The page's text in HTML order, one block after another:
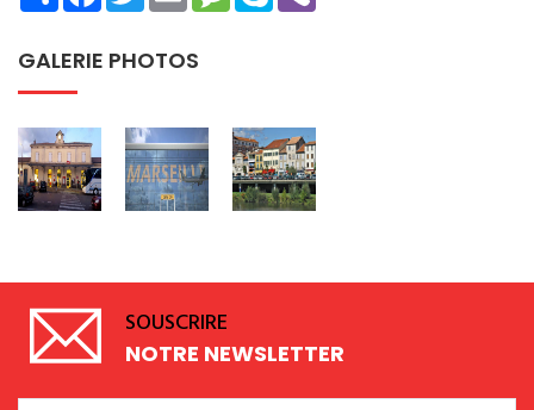
GALERIE PHOTOS
SOUSCRIRE
NOTRE NEWSLETTER